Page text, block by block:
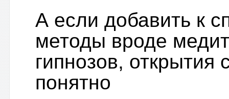
А если добавить к
методы вроде
гипнозов, открытия
понятно